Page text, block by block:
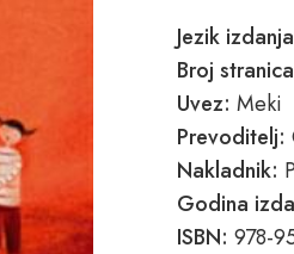
Jezik
Broj
Uvez: Meki
Prevoditelj:
Nakladnik:
Godina
ISBN: 978-